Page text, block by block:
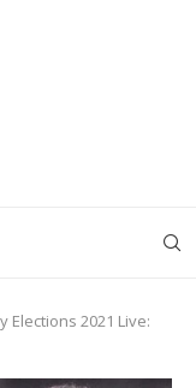
Elections 2021 Live: